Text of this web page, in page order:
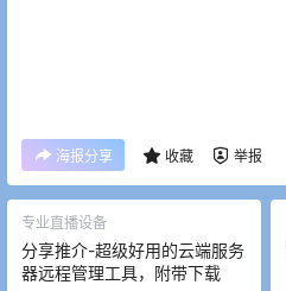
海报分享 收藏 举报
专业直播设备
分享推介-超级好用的云端服务
器远程管理工具，附带下载